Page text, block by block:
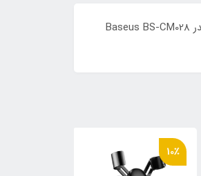
داشتن یک هولدر در خودرو می تواند علاوه بر ایمنی حین رانندگی، راحتی شما در استفاده از مسیریاب و دیگر امکانات گوشی را به همراه داشته باشد. هولدر Baseus BS-CM028
10٪